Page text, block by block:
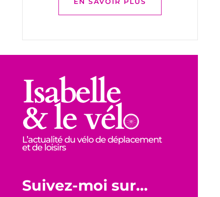
L’actualité du vélo de déplacement
et de loisirs
Suivez-moi sur…